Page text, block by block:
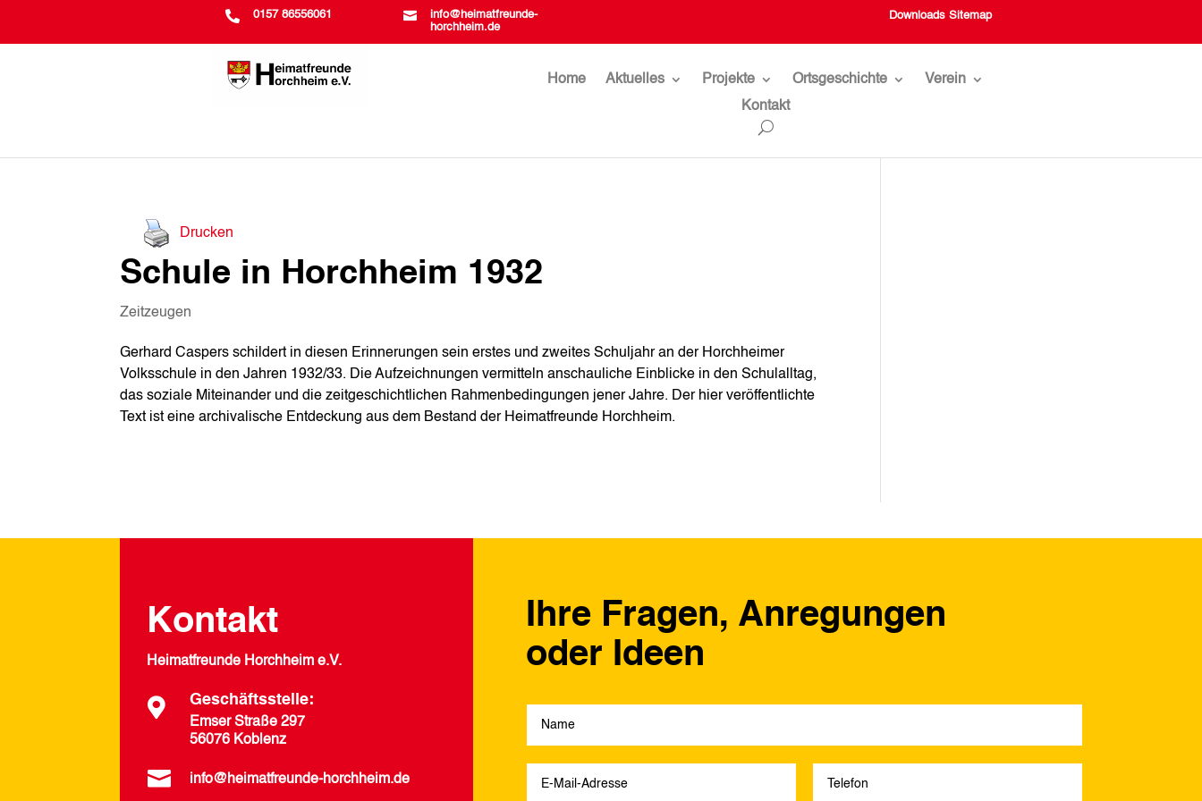
 0157 86556061 
info@heimatfreunde-
horchheim.de
Downloads Sitemap
Home Aktuelles Projekte Ortsgeschichte
Verein
Kontakt
Drucken
Schule in Horchheim 1932
Zeitzeugen
Gerhard Caspers schildert in diesen Erinnerungen sein erstes und zweites Schuljahr an der Horchheimer
Volksschule in den Jahren 1932/33. Die Aufzeichnungen vermitteln anschauliche Einblicke in den Schulalltag,
das soziale Miteinander und die zeitgeschichtlichen Rahmenbedingungen jener Jahre. Der hier veröffentlichte
Text ist eine archivalische Entdeckung aus dem Bestand der Heimatfreunde Horchheim.
Kontakt
Heimatfreunde Horchheim e.V.
 Geschäftsstelle:
Emser Straße 297
56076 Koblenz
 info@heimatfreunde-horchheim.de
Ihre Fragen, Anregungen
oder Ideen